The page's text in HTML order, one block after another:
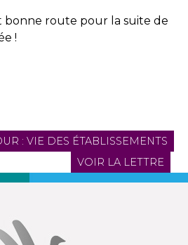
bonne route pour la suite de
!
: VIE DES ÉTABLISSEMENTS
VOIR LA LETTRE